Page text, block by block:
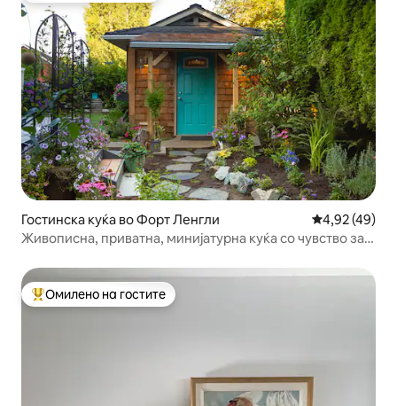
Гостинска куќа во Форт Ленгли Просечна
4,92 (49)
Живописна, приватна, минијатурна куќа со чувство за
Меѓу најуспешните „Омилени на гостите“
Омилено на гостите